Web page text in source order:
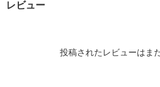
レビュー
投稿されたレビューはま